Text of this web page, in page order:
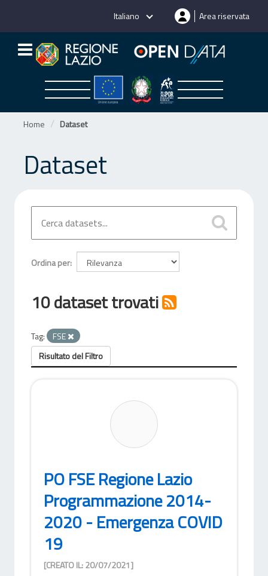
Italiano Area riservata
Home Dataset
Dataset
Ordina per
10 dataset trovati
Tag:
FSE
Risultato del Filtro
PO FSE Regione Lazio
Programmazione 2014-
2020 - Emergenza COVID
19
[CREATO IL: 20/07/2021]